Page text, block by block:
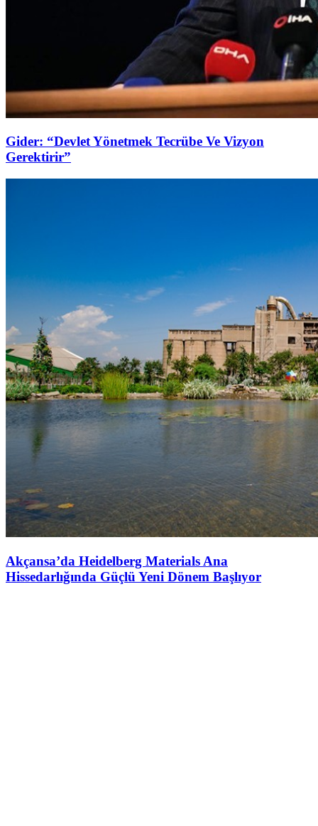
Gider: “Devlet Yönetmek Tecrübe Ve Vizyon
Gerektirir”
Akçansa’da Heidelberg Materials Ana
Hissedarlığında Güçlü Yeni Dönem Başlıyor